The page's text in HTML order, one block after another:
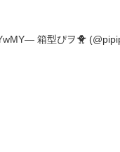
箱型ぴヲ🐥